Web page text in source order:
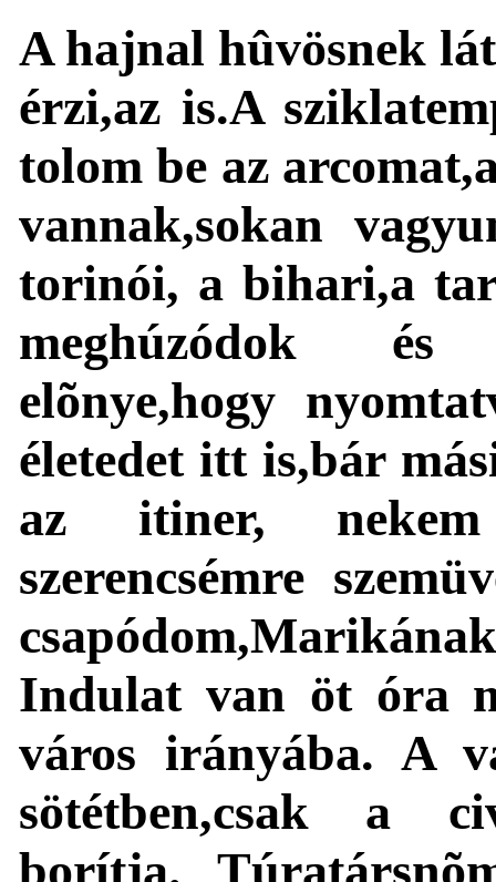
A hajnal hûvösnek
érzi,az is.A
tolom be az
vannak,sokan
torinói, a bihari,a
meghúzódok és
elõnye,hogy
életedet itt is,bár
az itiner,
szerencsémre
Indulat van öt óra
város irányába. A
sötétben,csak a
borítja.